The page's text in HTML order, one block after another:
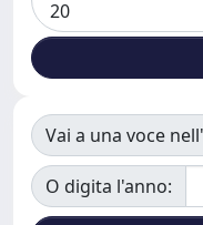
Vai a una voce
O digita l'anno: